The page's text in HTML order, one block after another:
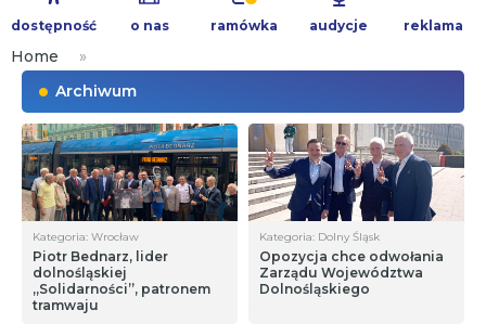
treści
dostępność o nas ramówka audycje reklama
Home
»
Archiwum
Kategoria: Wrocław
Piotr Bednarz, lider
dolnośląskiej
„Solidarności”, patronem
tramwaju
Kategoria: Dolny Śląsk
Opozycja chce odwołania
Zarządu Województwa
Dolnośląskiego